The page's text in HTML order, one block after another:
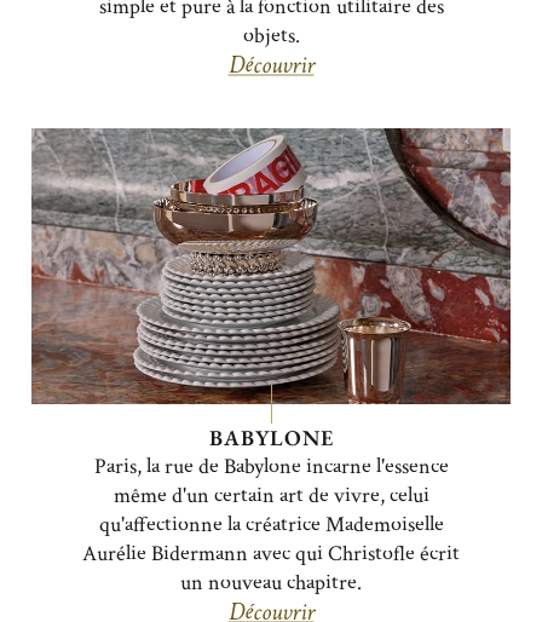
simple et pure à la fonction utilitaire des
objets.
Découvrir
BABYLONE
Paris, la rue de Babylone incarne l'essence
même d'un certain art de vivre, celui
qu'affectionne la créatrice Mademoiselle
Aurélie Bidermann avec qui Christofle écrit
un nouveau chapitre.
Découvrir